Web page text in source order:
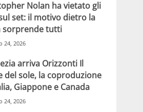
Nolan ha vietato gli
set: il motivo dietro la
sorprende tutti
24, 2026
arriva Orizzonti Il
del sole, la coproduzione
Giappone e Canada
24, 2026